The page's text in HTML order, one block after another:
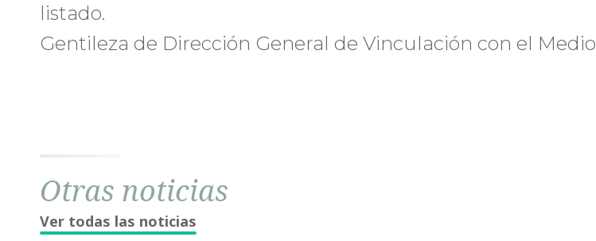
listado.
Gentileza de Dirección General de Vinculación con el Medio
Otras noticias
Ver todas las noticias